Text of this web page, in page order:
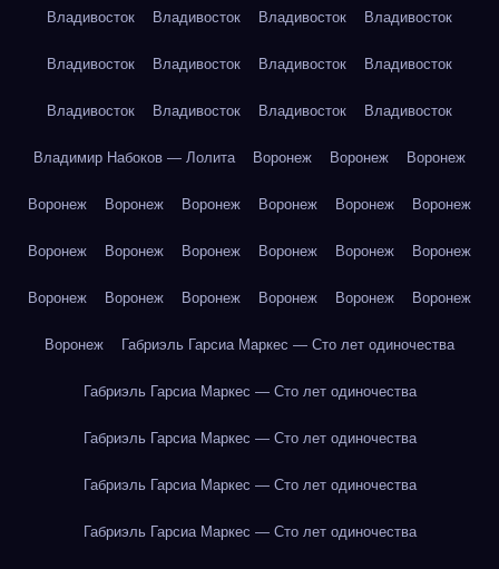
Владивосток Владивосток Владивосток Владивосток
Владивосток Владивосток Владивосток Владивосток
Владивосток Владивосток Владивосток Владивосток
Владимир Набоков — Лолита Воронеж Воронеж Воронеж
Воронеж Воронеж Воронеж Воронеж Воронеж Воронеж
Воронеж Воронеж Воронеж Воронеж Воронеж Воронеж
Воронеж Воронеж Воронеж Воронеж Воронеж Воронеж
Воронеж Габриэль Гарсиа Маркес — Сто лет одиночества
Габриэль Гарсиа Маркес — Сто лет одиночества
Габриэль Гарсиа Маркес — Сто лет одиночества
Габриэль Гарсиа Маркес — Сто лет одиночества
Габриэль Гарсиа Маркес — Сто лет одиночества